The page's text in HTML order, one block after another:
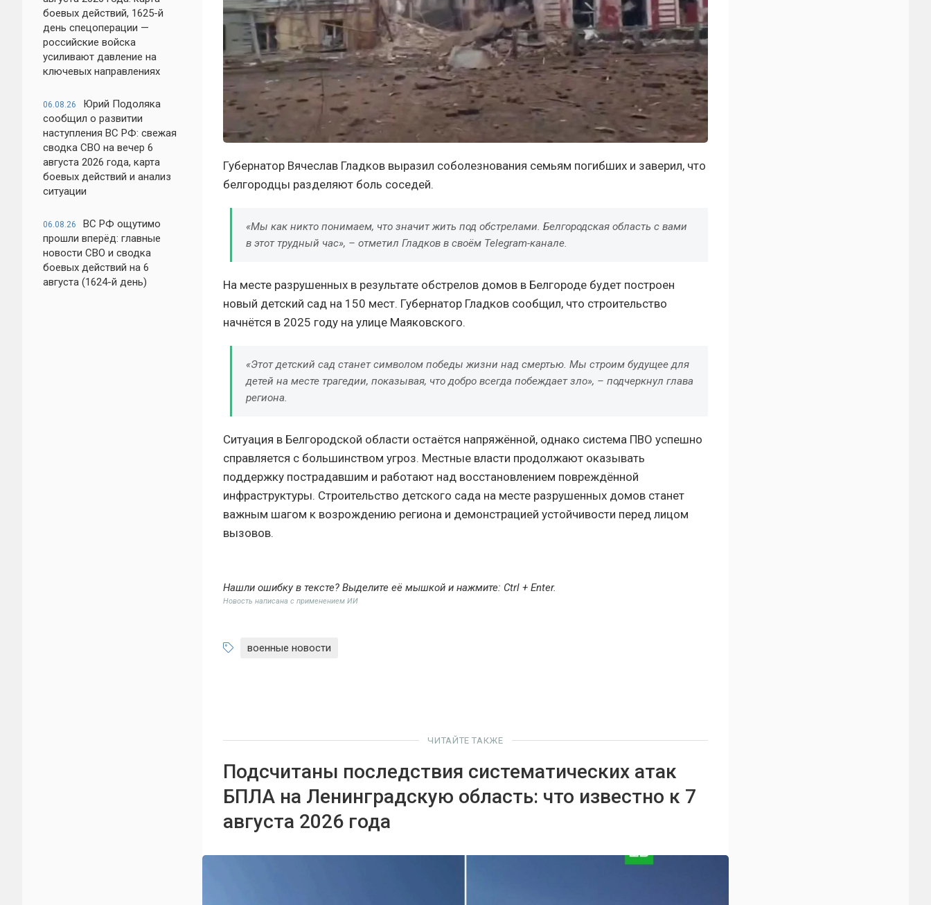
боевых действий, 1625-й
день спецоперации —
российские войска
усиливают давление на
ключевых направлениях
06.08.26
Юрий Подоляка
сообщил о развитии
наступления ВС РФ: свежая
сводка СВО на вечер 6
августа 2026 года, карта
боевых действий и анализ
ситуации
06.08.26
ВС РФ ощутимо
прошли вперёд: главные
новости СВО и сводка
боевых действий на 6
августа (1624-й день)
Губернатор Вячеслав Гладков выразил соболезнования семьям погибших и заверил, что
белгородцы разделяют боль соседей.
«Мы как никто понимаем, что значит жить под обстрелами. Белгородская область с вами
в этот трудный час», – отметил Гладков в своём Telegram-канале.
На месте разрушенных в результате обстрелов домов в Белгороде будет построен
новый детский сад на 150 мест. Губернатор Гладков сообщил, что строительство
начнётся в 2025 году на улице Маяковского.
«Этот детский сад станет символом победы жизни над смертью. Мы строим будущее для
детей на месте трагедии, показывая, что добро всегда побеждает зло», – подчеркнул глава
региона.
Ситуация в Белгородской области остаётся напряжённой, однако система ПВО успешно
справляется с большинством угроз. Местные власти продолжают оказывать
поддержку пострадавшим и работают над восстановлением повреждённой
инфраструктуры. Строительство детского сада на месте разрушенных домов станет
важным шагом к возрождению региона и демонстрацией устойчивости перед лицом
вызовов.
Нашли ошибку в тексте? Выделите её мышкой и нажмите: Ctrl + Enter.
Новость написана с применением ИИ
военные новости
ЧИТАЙТЕ ТАКЖЕ
Подсчитаны последствия систематических атак
БПЛА на Ленинградскую область: что известно к 7
августа 2026 года